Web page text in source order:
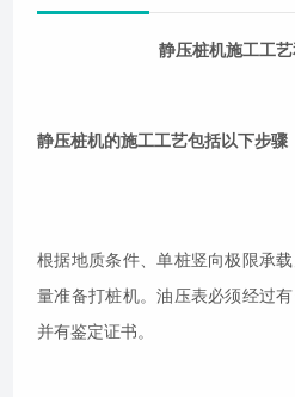
静压桩机施工工
静压桩机的施工工艺包括以下步骤
根据地质条件、单桩竖向极限承
量准备打桩机。油压表必须经过
并有鉴定证书。